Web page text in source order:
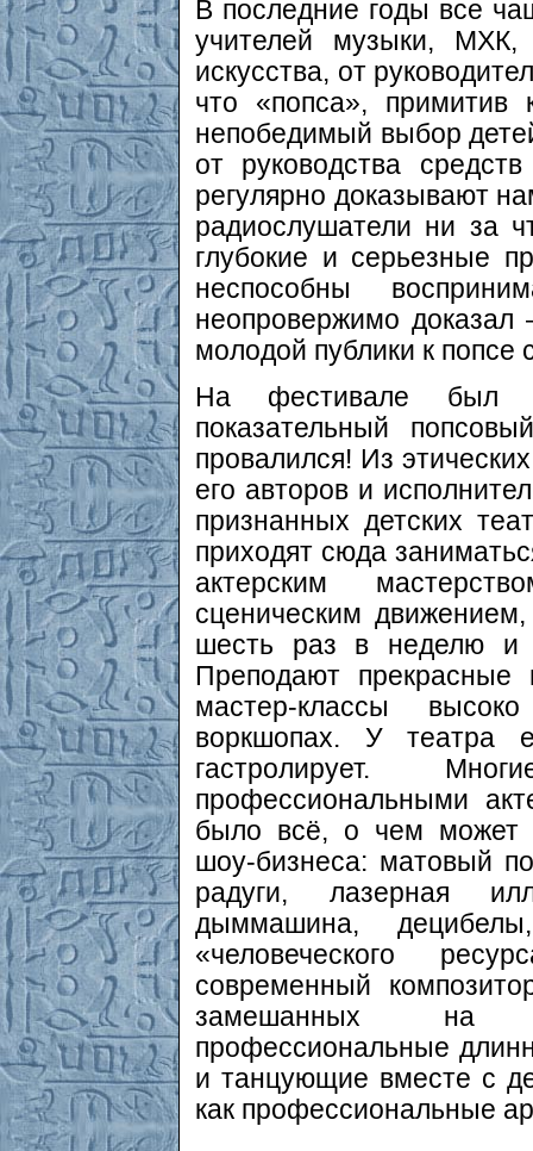
В последние годы все
учителей музыки, МХК,
искусства, от
что «попса», примитив
непобедимый выбор
от руководства
регулярно доказывают
радиослушатели ни за
глубокие и серьезные
неспособны
неопровержимо доказал
молодой публики к попсе
На фестивале был
показательный
провалился! Из
его авторов и
признанных детских
приходят сюда
актерским
сценическим
шесть раз в неделю
Преподают прекрасные
мастер-классы
воркшопах. У театра
гастролирует.
профессиональными
было всё, о чем может
шоу-бизнеса: матовый
радуги, лазерная
дыммашина,
«человеческого
современный
замешанных на
профессиональные
и танцующие вместе с
как профессиональные